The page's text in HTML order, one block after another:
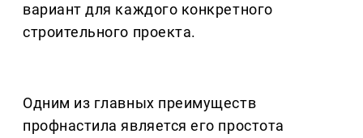
вариант для каждого конкретного
строительного проекта.
Одним из главных преимуществ
профнастила является его простота